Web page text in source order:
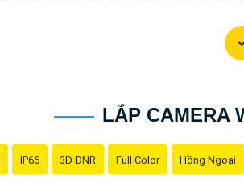
LẮP CAMERA
IP66 3D DNR Full Color Hồng Ngoại